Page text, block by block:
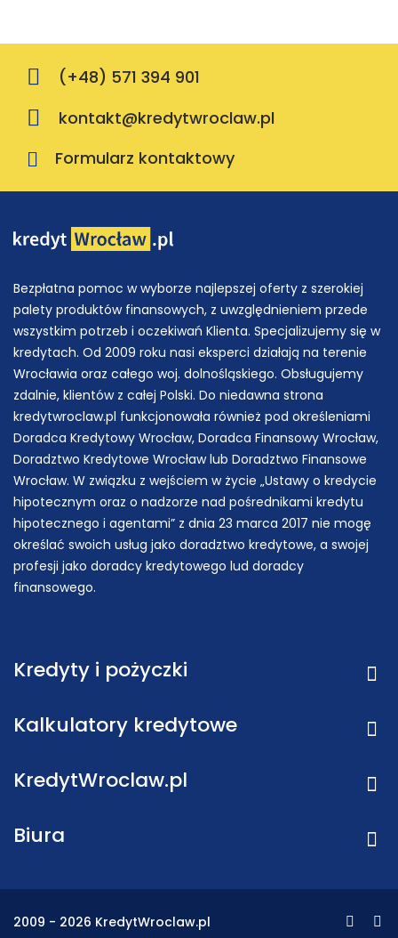
(+48) 571 394 901
kontakt@kredytwroclaw.pl
Formularz kontaktowy
Bezpłatna pomoc w wyborze najlepszej oferty z szerokiej
palety produktów finansowych, z uwzględnieniem przede
wszystkim potrzeb i oczekiwań Klienta. Specjalizujemy się w
kredytach. Od 2009 roku nasi eksperci działają na terenie
Wrocławia oraz całego woj. dolnośląskiego. Obsługujemy
zdalnie, klientów z całej Polski. Do niedawna strona
kredytwroclaw.pl funkcjonowała również pod określeniami
Doradca Kredytowy Wrocław, Doradca Finansowy Wrocław,
Doradztwo Kredytowe Wrocław lub Doradztwo Finansowe
Wrocław. W związku z wejściem w życie „Ustawy o kredycie
hipotecznym oraz o nadzorze nad pośrednikami kredytu
hipotecznego i agentami” z dnia 23 marca 2017 nie mogę
określać swoich usług jako doradztwo kredytowe, a swojej
profesji jako doradcy kredytowego lud doradcy
finansowego.
Kredyty i pożyczki
Kalkulatory kredytowe
KredytWroclaw.pl
Biura
2009 - 2026 KredytWroclaw.pl